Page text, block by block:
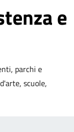
e
parchi e
scuole,